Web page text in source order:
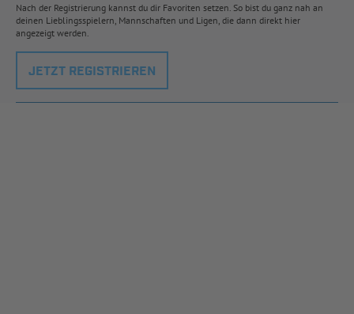
Nach der Registrierung kannst du dir Favoriten setzen. So bist du ganz nah an
deinen Lieblingsspielern, Mannschaften und Ligen, die dann direkt hier
angezeigt werden.
JETZT REGISTRIEREN